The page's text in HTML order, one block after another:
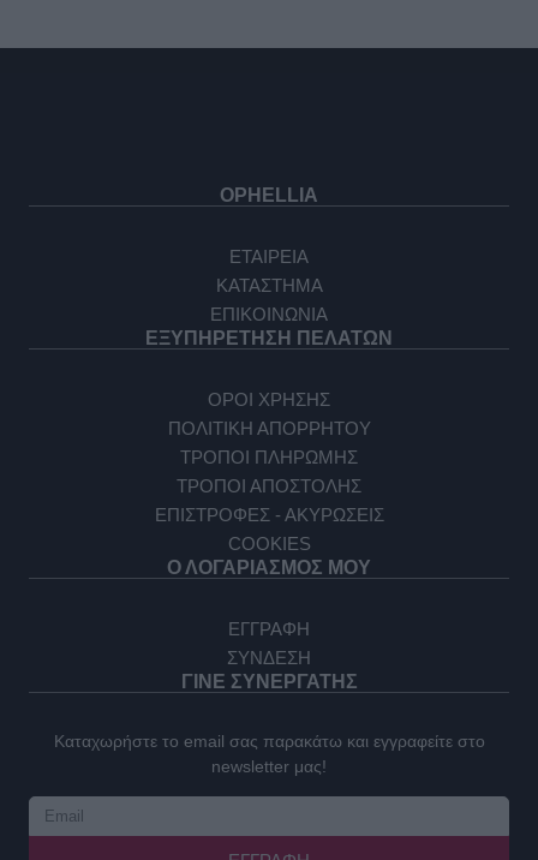
OPHELLIA
ΕΤΑΙΡΕΙΑ
ΚΑΤΑΣΤΗΜΑ
ΕΠΙΚΟΙΝΩΝΙΑ
ΕΞΥΠΗΡΕΤΗΣΗ ΠΕΛΑΤΩΝ
ΟΡΟΙ ΧΡΗΣΗΣ
ΠΟΛΙΤΙΚΗ ΑΠΟΡΡΗΤΟΥ
ΤΡΟΠΟΙ ΠΛΗΡΩΜΗΣ
ΤΡΟΠΟΙ ΑΠΟΣΤΟΛΗΣ
ΕΠΙΣΤΡΟΦΕΣ - ΑΚΥΡΩΣΕΙΣ
COOKIES
Ο ΛΟΓΑΡΙΑΣΜΟΣ ΜΟΥ
ΕΓΓΡΑΦΗ
ΣΥΝΔΕΣΗ
ΓΙΝΕ ΣΥΝΕΡΓΑΤΗΣ
Καταχωρήστε το email σας παρακάτω και εγγραφείτε στο
newsletter μας!